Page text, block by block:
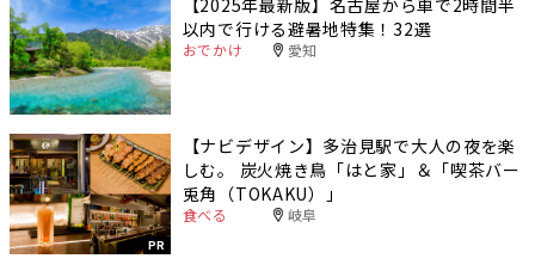
【2025年最新版】名古屋から車で2時間半
以内で行ける避暑地特集！32選
おでかけ 愛知
PR
【ナビデザイン】多治見駅で大人の夜を楽
しむ。 炭火焼き鳥「はと家」＆「喫茶バー
兎角（TOKAKU）」
食べる 岐阜